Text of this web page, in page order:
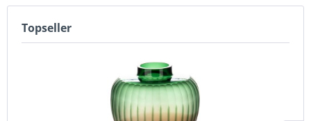
Topseller